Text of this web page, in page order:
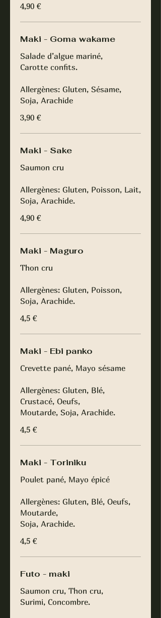
4,90 €
Maki - Goma wakame
Salade d’algue mariné,
Carotte confits.
Allergènes: Gluten, Sésame,
Soja, Arachide
3,90 €
Maki - Sake
Saumon cru
Allergènes: Gluten, Poisson, Lait,
Soja, Arachide.
4,90 €
Maki - Maguro
Thon cru
Allergènes: Gluten, Poisson,
Soja, Arachide.
4,5 €
Maki - Ebi panko
Crevette pané, Mayo sésame
Allergènes: Gluten, Blé,
Crustacé, Oeufs,
Moutarde, Soja, Arachide.
4,5 €
Maki - Toriniku
Poulet pané, Mayo épicé
Allergènes: Gluten, Blé, Oeufs,
Moutarde,
Soja, Arachide.
4,5 €
Futo - maki
Saumon cru, Thon cru,
Surimi, Concombre.